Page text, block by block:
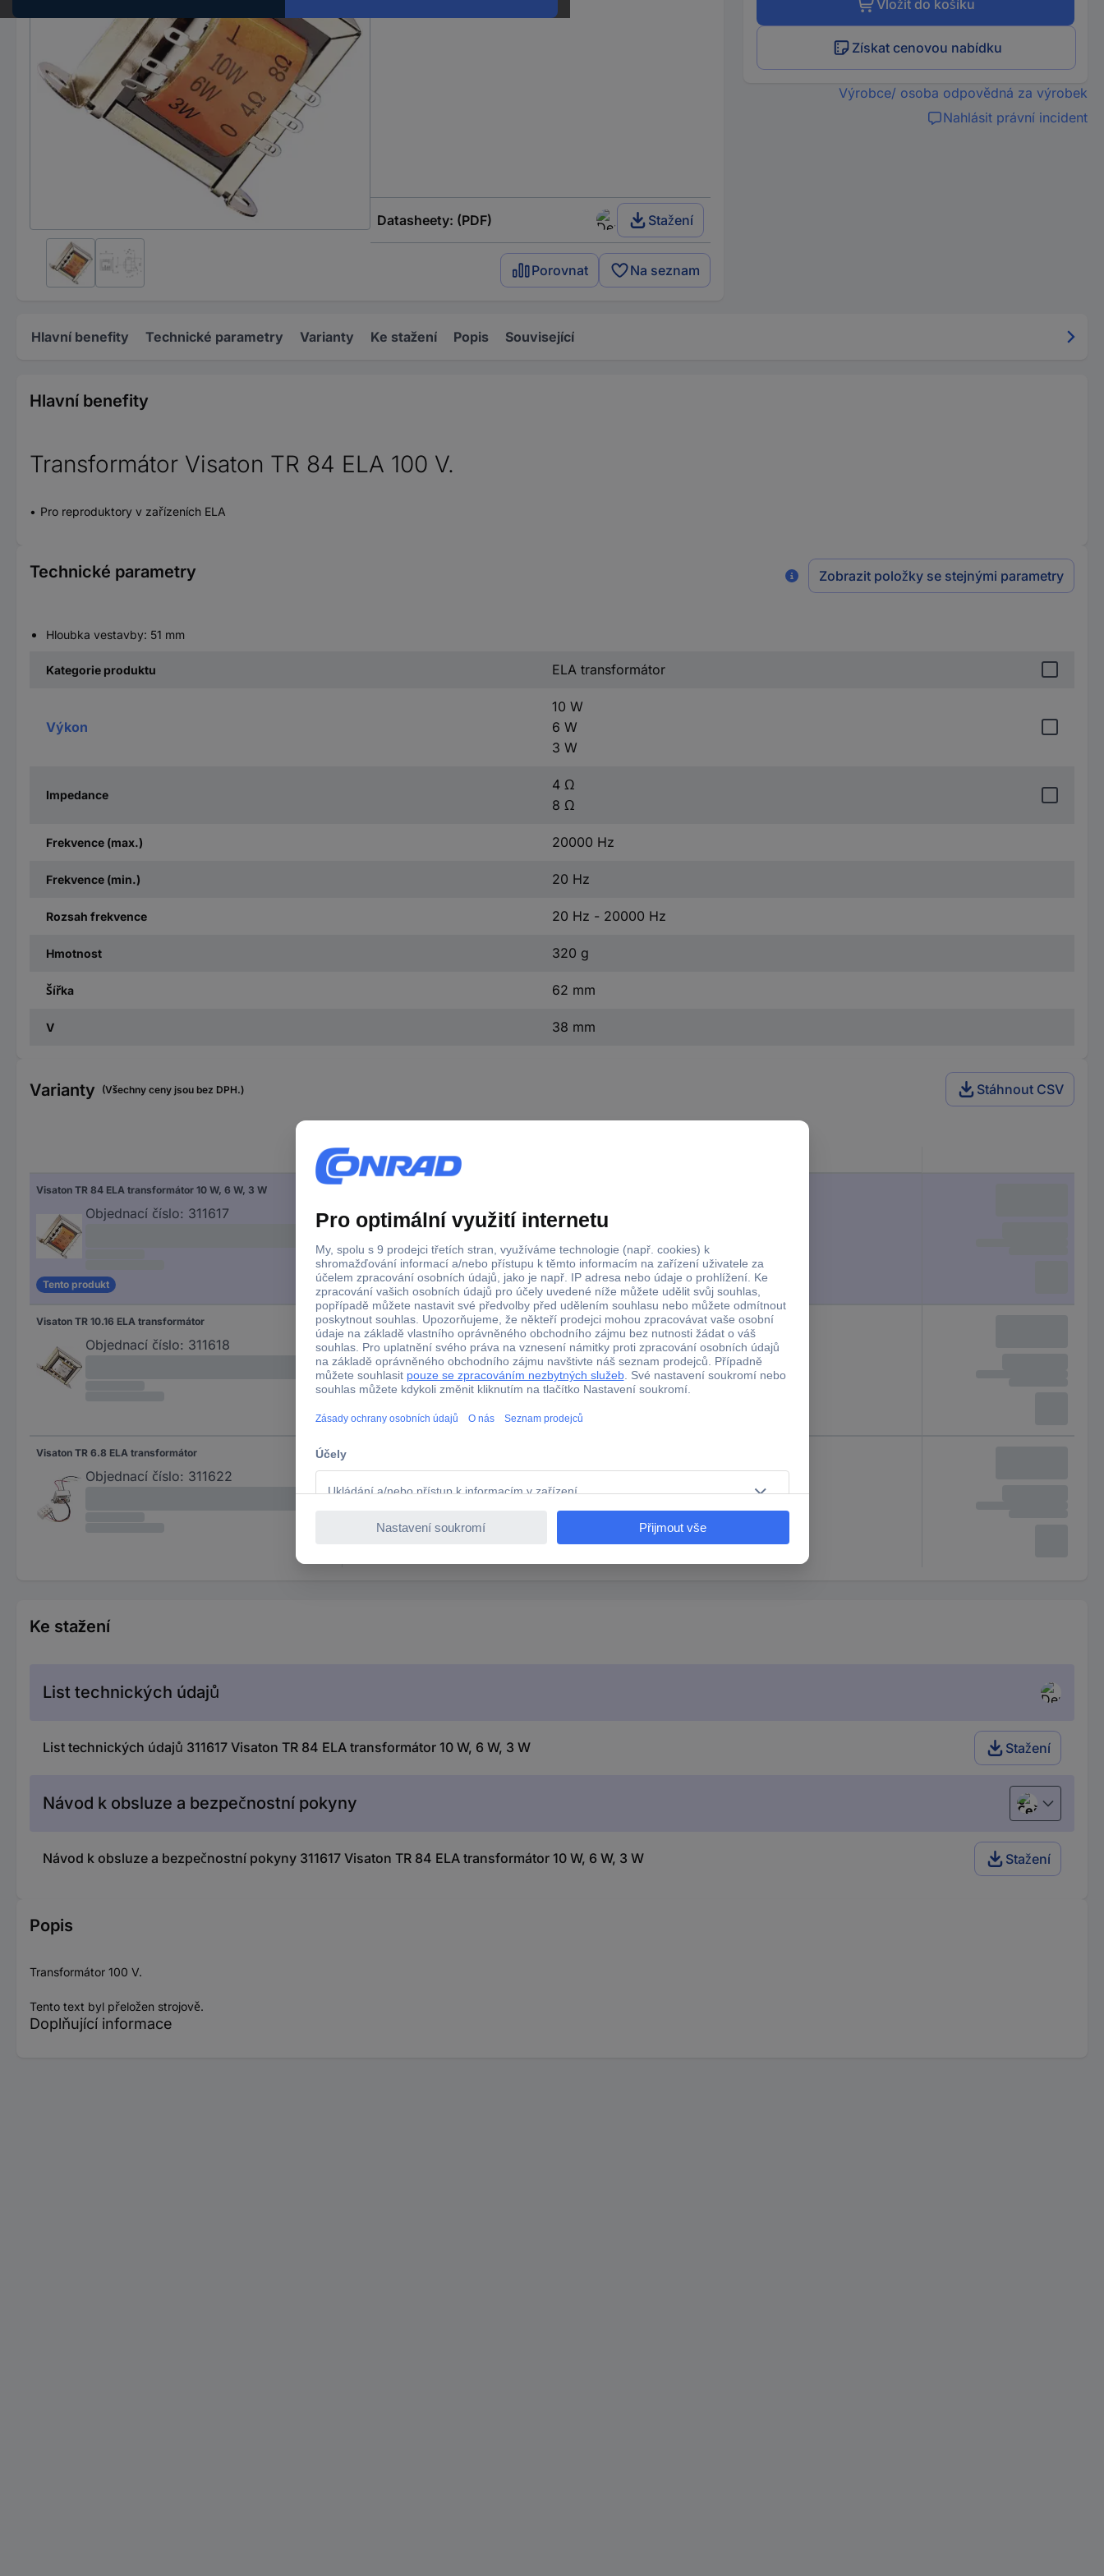
Datasheety: (PDF) Stažení
Porovnat Na seznam
Vložit do košíku
Získat cenovou nabídku
Výrobce/ osoba odpovědná za výrobek
Nahlásit právní incident
Hlavní benefity Technické parametry Varianty Ke stažení Popis Související
Hlavní benefity
Transformátor Visaton TR 84 ELA 100 V.
Pro reproduktory v zařízeních ELA
Technické parametry Zobrazit položky se stejnými parametry
Hloubka vestavby: 51 mm
Kategorie produktu ELA transformátor
Výkon
10 W
6 W
3 W
Impedance
4 Ω
8 Ω
Frekvence (max.) 20000 Hz
Frekvence (min.) 20 Hz
Rozsah frekvence 20 Hz - 20000 Hz
Hmotnost 320 g
Šířka 62 mm
V 38 mm
Varianty (Všechny ceny jsou bez DPH.) Stáhnout CSV
Impedance
Visaton TR 84 ELA transformátor 10 W, 6 W, 3 W
Objednací číslo: 311617
Tento produkt
Visaton TR 10.16 ELA transformátor
Objednací číslo: 311618
4 Ω
8 Ω
16 Ω
Visaton TR 6.8 ELA transformátor
Objednací číslo: 311622
Ke stažení
List technických údajů
List technických údajů 311617 Visaton TR 84 ELA transformátor 10 W, 6 W, 3 W Stažení
Návod k obsluze a bezpečnostní pokyny Čeština
Návod k obsluze a bezpečnostní pokyny 311617 Visaton TR 84 ELA transformátor 10 W, 6 W, 3 W Stažení
Popis
Transformátor 100 V.
Tento text byl přeložen strojově.
Doplňující informace